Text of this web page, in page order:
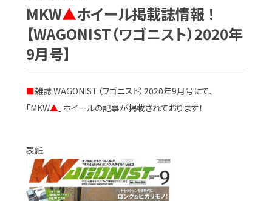
MKW▲ホイール掲載誌情報 ！
【WAGONIST（ワゴニスト）2020年
9月号】
■雑誌 WAGONIST（ワゴニスト）2020年9月号にて、
「MKW▲」ホイールの記事が掲載されております！
表紙